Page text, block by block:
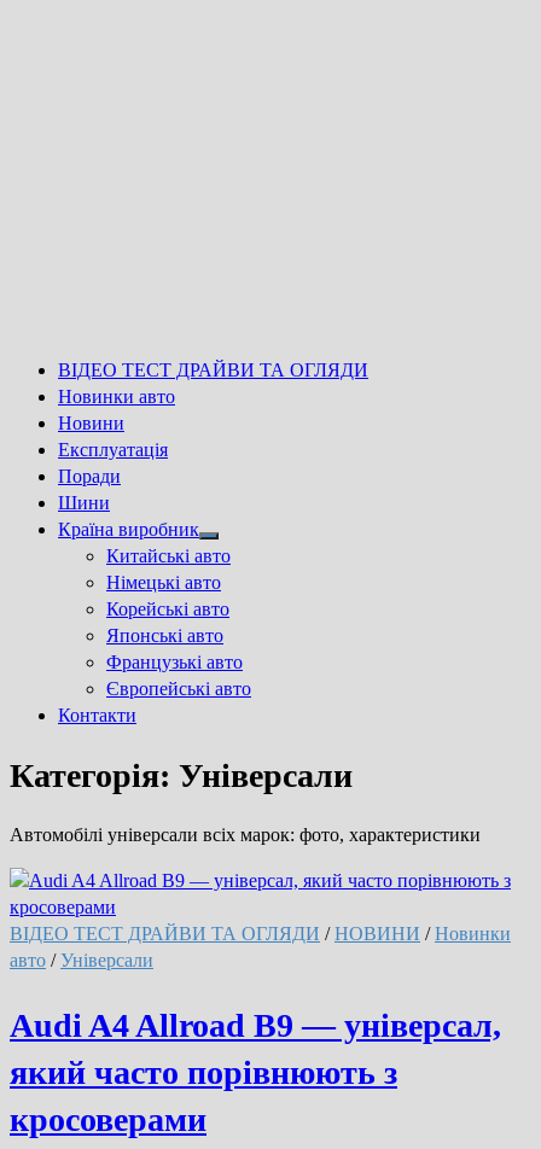
ВІДЕО ТЕСТ ДРАЙВИ ТА ОГЛЯДИ
Новинки авто
Новини
Експлуатація
Поради
Шини
Країна виробник
Show
sub
menu
Китайські авто
Німецькі авто
Корейські авто
Японські авто
Французькі авто
Європейські авто
Контакти
Категорія: Універсали
Автомобілі універсали всіх марок: фото, характеристики
ВІДЕО ТЕСТ ДРАЙВИ ТА ОГЛЯДИ /НОВИНИ /Новинки
авто /Універсали
Audi A4 Allroad B9 — універсал,
який часто порівнюють з
кросоверами